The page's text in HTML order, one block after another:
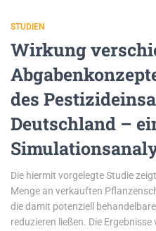
STUDIEN
Wirkung
des
Deutschland –
Die hiermit vorgelegte Studie
Menge an verkauften
die damit potenziell
reduzieren ließen. Die